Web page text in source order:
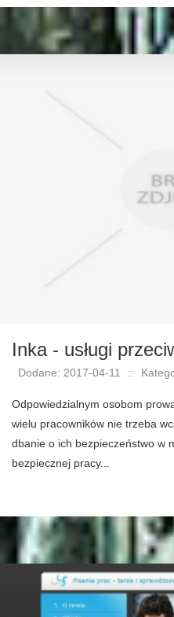
Inka - usługi
Dodane: 2017-04-11 ::
Odpowiedzialnym osobom
wielu pracowników nie trzeba
dbanie o ich bezpieczeństwo w
bezpiecznej pracy...